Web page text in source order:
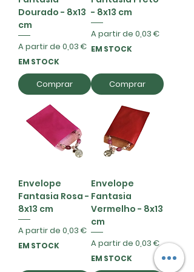
Dourado - 8x13
cm
A partir de 0,03 €
Preço promocional
EM STOCK
Comprar
- 8x13 cm
A partir de 0,03 €
Preço promocional
EM STOCK
Comprar
Envelope
Fantasia Rosa -
8x13 cm
A partir de 0,03 €
Preço promocional
EM STOCK
Envelope
Fantasia
Vermelho - 8x13
cm
A partir de 0,03 €
Preço promocional
EM STOCK